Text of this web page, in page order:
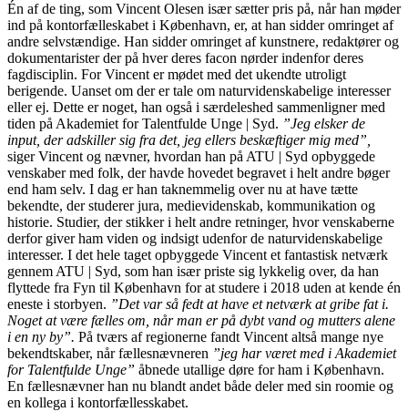
Én af de ting, som Vincent Olesen især sætter pris på, når han møder
ind på kontorfælleskabet i København, er, at han sidder omringet af
andre selvstændige. Han sidder omringet af kunstnere, redaktører og
dokumentarister der på hver deres facon nørder indenfor deres
fagdisciplin. For Vincent er mødet med det ukendte utroligt
berigende. Uanset om der er tale om naturvidenskabelige interesser
eller ej. Dette er noget, han også i særdeleshed sammenligner med
tiden på Akademiet for Talentfulde Unge | Syd. ”Jeg elsker de
input, der adskiller sig fra det, jeg ellers beskæftiger mig med”,
siger Vincent og nævner, hvordan han på ATU | Syd opbyggede
venskaber med folk, der havde hovedet begravet i helt andre bøger
end ham selv. I dag er han taknemmelig over nu at have tætte
bekendte, der studerer jura, medievidenskab, kommunikation og
historie. Studier, der stikker i helt andre retninger, hvor venskaberne
derfor giver ham viden og indsigt udenfor de naturvidenskabelige
interesser. I det hele taget opbyggede Vincent et fantastisk netværk
gennem ATU | Syd, som han især priste sig lykkelig over, da han
flyttede fra Fyn til København for at studere i 2018 uden at kende én
eneste i storbyen. ”Det var så fedt at have et netværk at gribe fat i.
Noget at være fælles om, når man er på dybt vand og mutters alene
i en ny by”. På tværs af regionerne fandt Vincent altså mange nye
bekendtskaber, når fællesnævneren ”jeg har været med i Akademiet
for Talentfulde Unge” åbnede utallige døre for ham i København.
En fællesnævner han nu blandt andet både deler med sin roomie og
en kollega i kontorfællesskabet.